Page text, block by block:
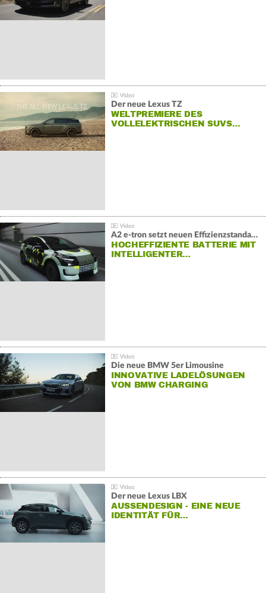
Der neue Lexus TZ
WELTPREMIERE DES
VOLLELEKTRISCHEN SUVS…
A2 e-tron setzt neuen Effizienzstandard bei Audi
HOCHEFFIZIENTE BATTERIE MIT
INTELLIGENTER…
Die neue BMW 5er Limousine
INNOVATIVE LADELÖSUNGEN
VON BMW CHARGING
Der neue Lexus LBX
AUSSENDESIGN - EINE NEUE I
DENTITÄT FÜR…